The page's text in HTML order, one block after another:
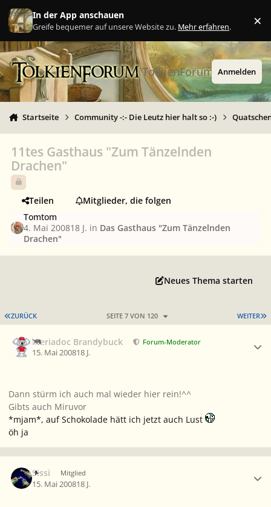
Zu Inhalt springen
In der App anschauen
Greife bequemer auf unsere Website zu. Mehr erfahren. ×
TolkienForum Anmelden
Startseite Community -:- Die Leutz hier halt so :-)
11tes Gasthaus "Zum Tänzelnden
Drachen"
Teilen
Mitglieder, die folgen
Tomtom
4. Mai 200818 J. in Das Gasthaus "Zum Tänzelnden
Drachen"
Neues Thema starten
ERSTE SEITE
ZURÜCK WEITER
SEITE 7 VON 120
Meriadoc Brandybuck Forum-Moderator
15. Mai 200818 J.
Dann stürm ich auch mal wieder hier rein!^^
Gibts auch Miruvor
*mjam*, auf Schokolade hätt ich jetzt auch Lust
öh ja
Sissi Mitglied
15. Mai 200818 J.